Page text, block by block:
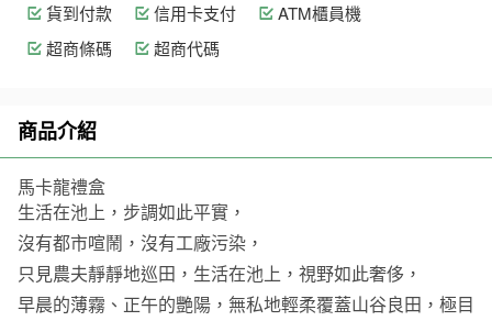
貨到付款 信用卡支付
ATM櫃員機
超商條碼
超商代碼
商品介紹
馬卡龍禮盒
生活在池上，步調如此平實，
沒有都市喧鬧，沒有工廠污染，
只見農夫靜靜地巡田，生活在池上，視野如此奢侈，
早晨的薄霧、正午的艷陽，無私地輕柔覆蓋山谷良田，極目